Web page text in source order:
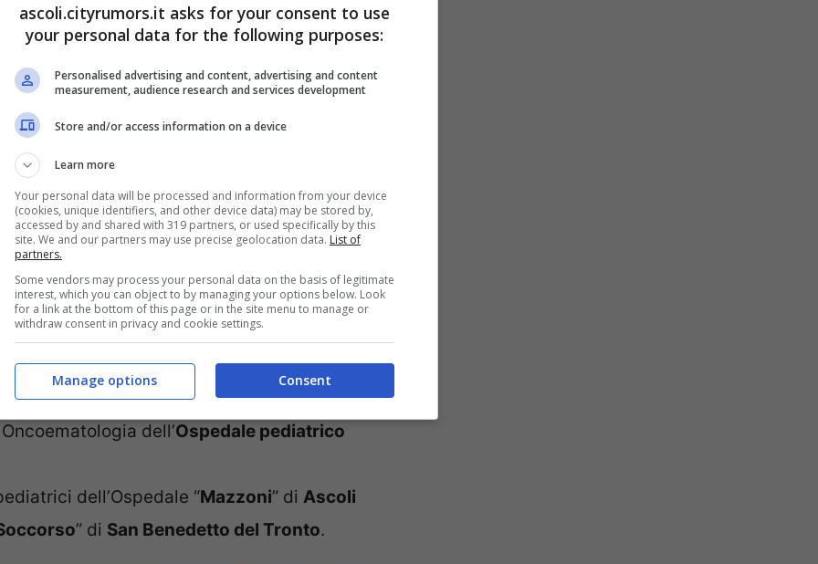
fate ODV” promuovono
solidali
dell’associazione “
Bakery 29diMontaltodelle Marche e
per il loro aiuto.
di Ascoli Piceno che hanno
dei biscotti.
tesseramenti, il torneo di padel fatto nel
aiuti hanno permesso alla associazione di
dell’Ospedale pediatrico
dell’Ospedale “Mazzoni” di Ascoli
” di San Benedetto del Tronto.
ascoli.cityrumors.it asks for your consent to use
your personal data for the following purposes:
Personalised advertising and content, advertising and content
measurement, audience research and services development
Store and/or access information on a device
Learn more
Your personal data will be processed and information from your device
(cookies, unique identifiers, and other device data) may be stored by,
accessed by and shared with 319 partners, or used specifically by this
site. We and our partners may use precise geolocation data. List of
partners.
Some vendors may process your personal data on the basis of legitimate
interest, which you can object to by managing your options below. Look
for a link at the bottom of this page or in the site menu to manage or
withdraw consent in privacy and cookie settings.
Consent
Manage options